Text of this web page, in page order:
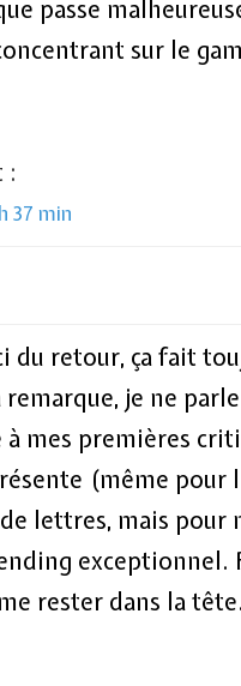
passe
sur le
:
37 min
du retour, ça fait
je ne
à mes premières
(même pour
lettres, mais pour
rester dans la